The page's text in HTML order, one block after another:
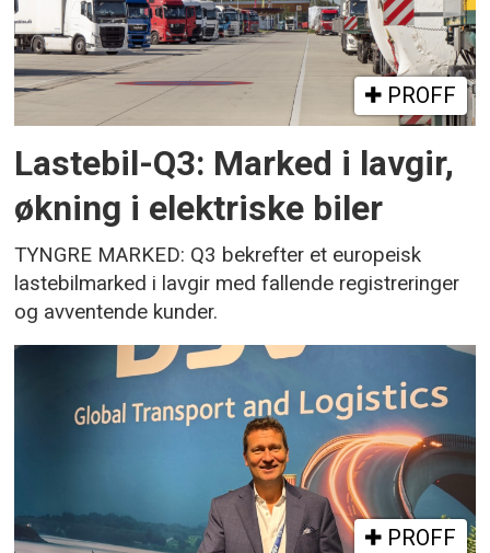
PROFF
Lastebil-Q3: Marked i lavgir,
økning i elektriske biler
TYNGRE MARKED: Q3 bekrefter et europeisk
lastebilmarked i lavgir med fallende registreringer
og avventende kunder.
PROFF